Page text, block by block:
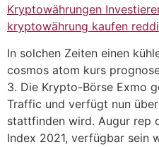
Kryptowährungen
kryptowährung kaufen
In solchen Zeiten einen
cosmos atom kurs
3. Die Krypto-Börse Exmo
Traffic und verfügt nun
stattfinden wird. Augur rep
Index 2021, verfügbar sein